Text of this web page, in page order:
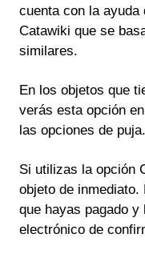
cuenta con la ayuda
Catawiki que se
similares.
En los objetos que
verás esta opción
las opciones de puja.
Si utilizas la opción
objeto de
que hayas pagado
electrónico de